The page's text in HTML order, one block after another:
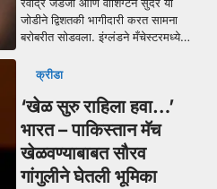
रवींद्र जडेजा आणि वॉशिंग्टन सुंदर या
जोडीने द्विशतकी भागीदारी करत सामना
बरोबरीत सोडवला. इंग्लंडने मँचेस्टरमध्ये…
क्रीडा
‘खेळ सुरु राहिला हवा…’
भारत – पाकिस्तान मॅच
खेळवण्याबाबत सौरव
गांगुलीने घेतली भूमिका